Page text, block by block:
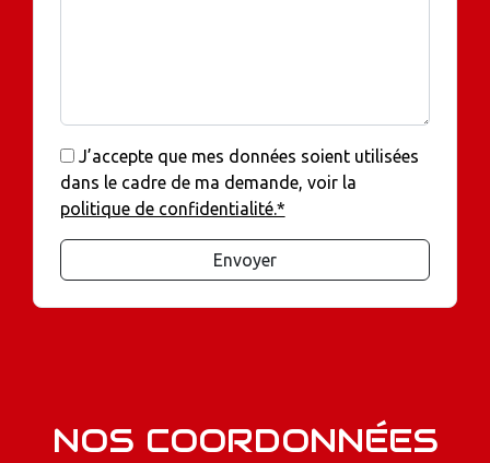
J’accepte que mes données soient utilisées
dans le cadre de ma demande, voir la
politique de confidentialité.*
Envoyer
NOS COORDONNÉES